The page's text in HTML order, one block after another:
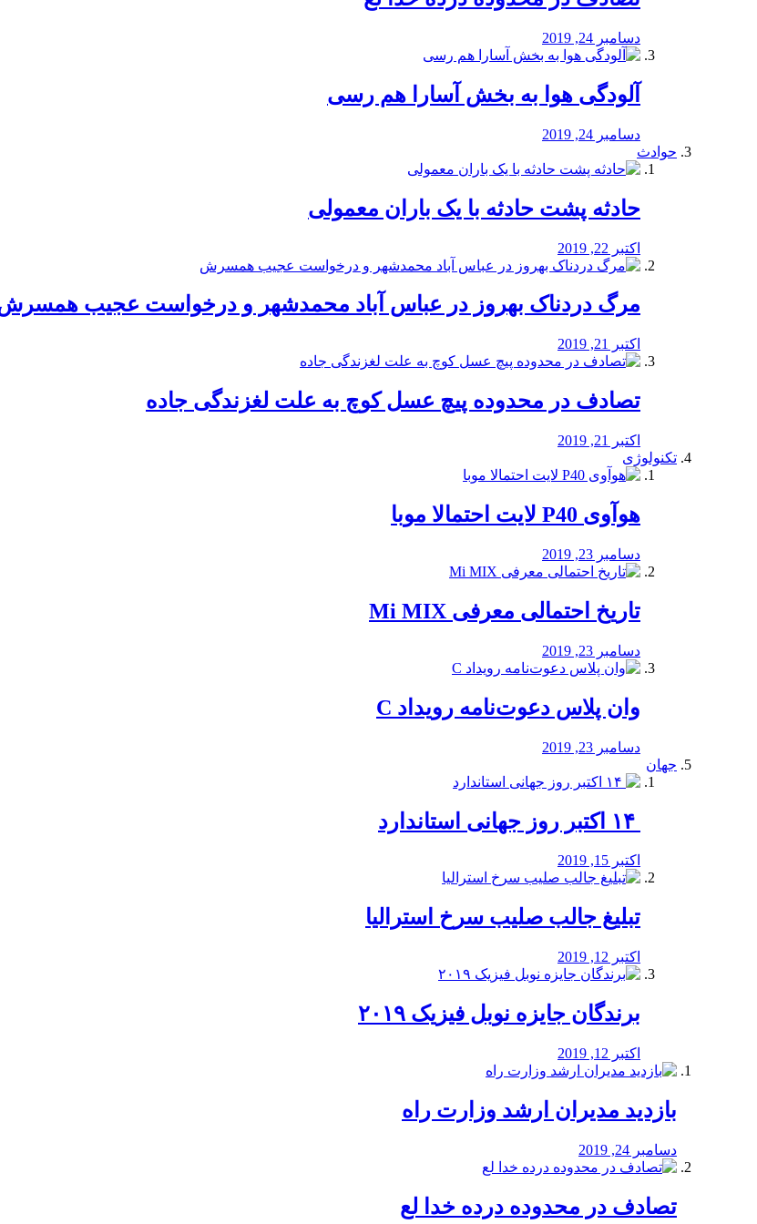
دسامبر 24, 2019
آلودگی هوا به بخش آسارا هم رسی
دسامبر 24, 2019
حوادث
️حادثه پشت حادثه با یک باران معمولی
اکتبر 22, 2019
مرگ دردناک بهروز در عباس آباد محمدشهر و درخواست عجیب
اکتبر 21, 2019
تصادف در محدوده پیچ عسل کوچ به علت لغزندگی جاده
اکتبر 21, 2019
تکنولوژی
هوآوی P40 لایت احتمالا موبا
دسامبر 23, 2019
تاریخ احتمالی معرفی Mi MIX
دسامبر 23, 2019
وان پلاس دعوت‌نامه رویداد C
دسامبر 23, 2019
جهان
اکتبر 15, 2019
تبلیغ جالب صلیب سرخ استرالیا
اکتبر 12, 2019
برندگان جایزه نوبل فیزیک ۲۰۱۹
اکتبر 12, 2019
بازدید مدیران ارشد وزارت راه
دسامبر 24, 2019
تصادف در محدوده درده خدا لع